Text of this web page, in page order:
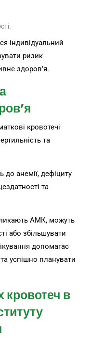
індивідуальний
ризик
здоров’я.
кровотечі
та
до анемії, дефіциту
та
АМК, можуть
або збільшувати
допомагає
успішно планувати
кровотеч в